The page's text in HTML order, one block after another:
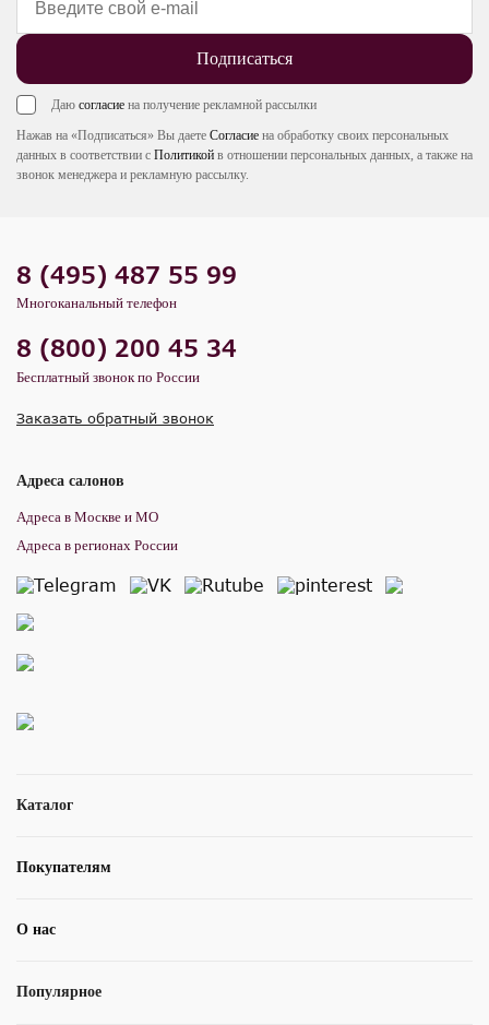
Подписаться
Даю согласие на получение рекламной рассылки
Нажав на «Подписаться» Вы даете Согласие на обработку своих персональных
данных в соответствии с Политикой в отношении персональных данных, а также на
звонок менеджера и рекламную рассылку.
Каталог
Покупателям
О нас
Популярное
8 (495) 487 55 99
Многоканальный телефон
8 (800) 200 45 34
Бесплатный звонок по России
Заказать обратный звонок
Адреса салонов
Адреса в Москве и МО
Адреса в регионах России